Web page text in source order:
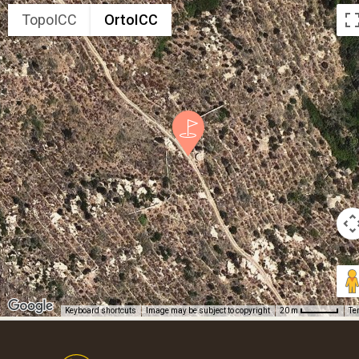
TopoICC OrtoICC
Keyboard shortcuts Image may be subject to copyright 20 m